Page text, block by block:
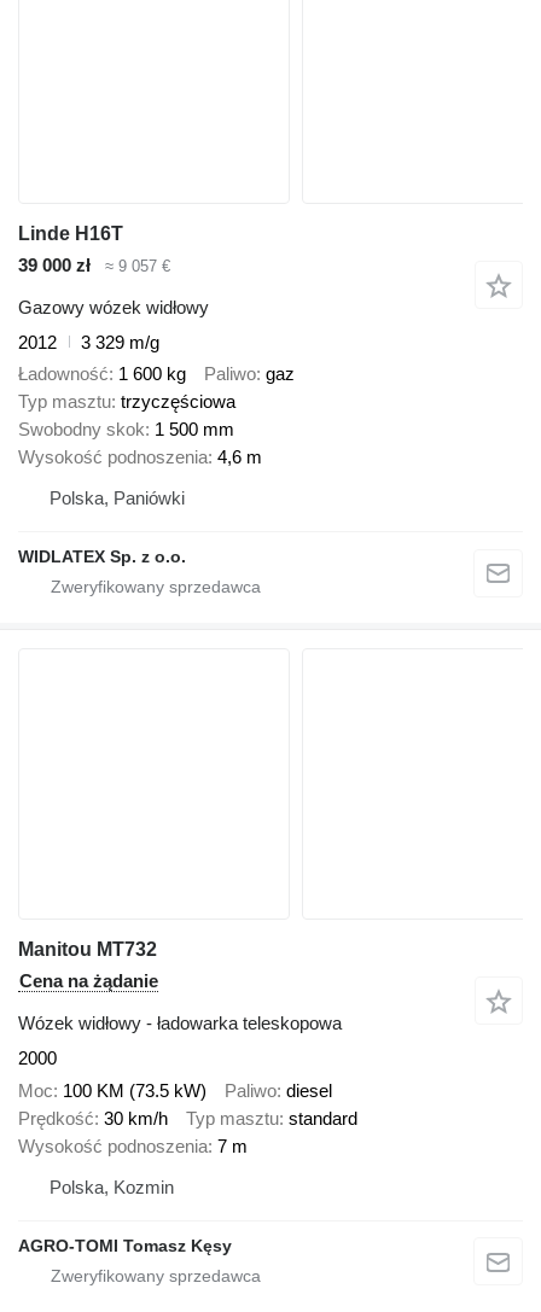
Linde H16T
39 000 zł
≈ 9 057 €
Gazowy wózek widłowy
2012
3 329 m/g
Ładowność 1 600 kg Paliwo gaz
Typ masztu trzyczęściowa
Swobodny skok 1 500 mm
Wysokość podnoszenia 4,6 m
Polska, Paniówki
WIDLATEX Sp. z o.o.
Manitou MT732
Cena na żądanie
Wózek widłowy - ładowarka teleskopowa
2000
Moc 100 KM (73.5 kW) Paliwo diesel
Prędkość 30 km/h Typ masztu standard
Wysokość podnoszenia 7 m
Polska, Kozmin
AGRO-TOMI Tomasz Kęsy